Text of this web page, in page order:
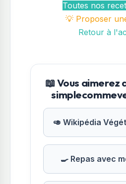
Toutes nos
💡 Proposer
Retour à
📖 Vous aimerez
🥑 Wikipédia
🍳 Repas avec